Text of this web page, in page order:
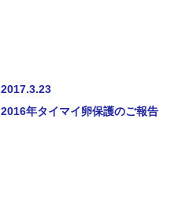
2017.3.23
2016年タイマイ卵保護のご報告